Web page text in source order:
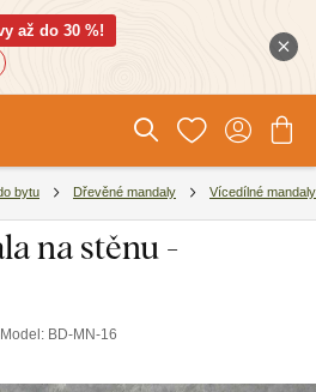
až do 30 %!
bytu Dřevěné mandaly Vícedílné mandaly
na stěnu -
Model: BD-MN-16